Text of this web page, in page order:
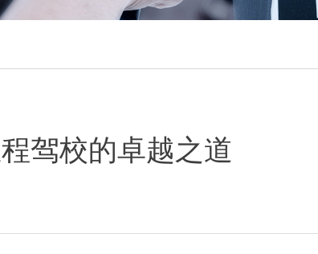
驾校的卓越之道